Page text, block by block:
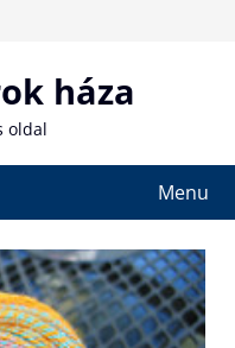
háza
oldal
Menu